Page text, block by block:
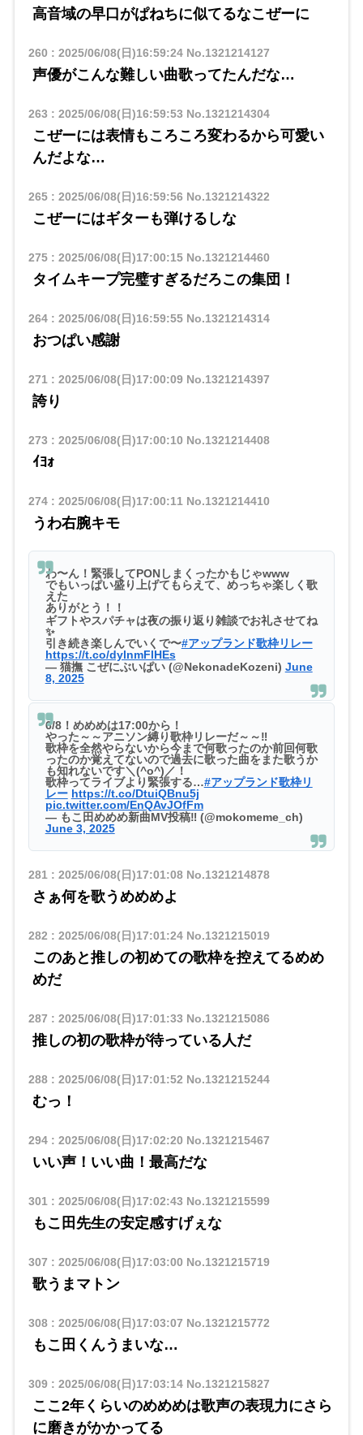
高音域の早口がぱねちに似てるなこぜーに
260 : 2025/06/08(日)16:59:24No.1321214127
声優がこんな難しい曲歌ってたんだな…
263 : 2025/06/08(日)16:59:53 No.1321214304
こぜーには表情もころころ変わるから可愛い
んだよな…
265: 2025/06/08(日)16:59:56 No.1321214322
こぜーにはギターも弾けるしな
275: 2025/06/08(日)17:00:15No.1321214460
タイムキープ完璧すぎるだろこの集団！
264: 2025/06/08(日)16:59:55No.1321214314
おつぱい感謝
271: 2025/06/08(日)17:00:09No.1321214397
誇り
273 : 2025/06/08(日)17:00:10 No.1321214408
ｲﾖｫ
274: 2025/06/08(日)17:00:11No.1321214410
うわ右腕キモ
わ〜ん！緊張してPONしまくったかもじゃwww
でもいっぱい盛り上げてもらえて、めっちゃ楽しく歌
えた
ありがとう！！
ギフトやスパチャは夜の振り返り雑談でお礼させてね
✨
引き続き楽しんでいくで〜#アップランド歌枠リレー
https://t.co/dylnmFlHEs
— 猫撫 こぜにぶいぱい (@NekonadeKozeni) June
8, 2025
6/8！めめめは17:00から！
やった～～アニソン縛り歌枠リレーだ～～‼️
歌枠を全然やらないから今まで何歌ったのか前回何歌
ったのか覚えてないので過去に歌った曲をまた歌うか
も知れないです＼(^o^)／！
歌枠ってライブより緊張する…#アップランド歌枠リ
レー https://t.co/DtuiQBnu5j
pic.twitter.com/EnQAvJOfFm
— もこ田めめめ新曲MV投稿‼️ (@mokomeme_ch)
June 3, 2025
281: 2025/06/08(日)17:01:08No.1321214878
さぁ何を歌うめめめよ
282 : 2025/06/08(日)17:01:24No.1321215019
このあと推しの初めての歌枠を控えてるめめ
めだ
287 : 2025/06/08(日)17:01:33 No.1321215086
推しの初の歌枠が待っている人だ
288: 2025/06/08(日)17:01:52 No.1321215244
むっ！
294: 2025/06/08(日)17:02:20 No.1321215467
いい声！いい曲！最高だな
301: 2025/06/08(日)17:02:43 No.1321215599
もこ田先生の安定感すげぇな
307 : 2025/06/08(日)17:03:00 No.1321215719
歌うまマトン
308: 2025/06/08(日)17:03:07 No.1321215772
もこ田くんうまいな…
309: 2025/06/08(日)17:03:14No.1321215827
ここ2年くらいのめめめは歌声の表現力にさら
に磨きがかかってる